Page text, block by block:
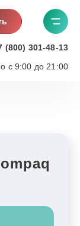
(800) 301-48-13
с 9:00 до 21:00